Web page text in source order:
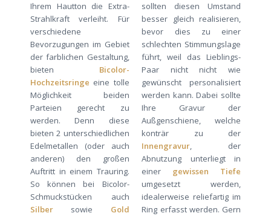
Ihrem Hautton die Extra-
Strahlkraft verleiht. Für
verschiedene
Bevorzugungen im Gebiet
der farblichen Gestaltung,
bieten Bicolor-
Hochzeitsringe eine tolle
Möglichkeit beiden
Parteien gerecht zu
werden. Denn diese
bieten 2 unterschiedlichen
Edelmetallen (oder auch
anderen) den großen
Auftritt in einem Trauring.
So können bei Bicolor-
Schmuckstücken auch
Silber sowie Gold
sollten diesen Umstand
besser gleich realisieren,
bevor dies zu einer
schlechten Stimmungslage
führt, weil das Lieblings-
Paar nicht nicht wie
gewünscht personalisiert
werden kann. Dabei sollte
Ihre Gravur der
Außgenschiene, welche
konträr zu der
Innengravur, der
Abnutzung unterliegt in
einer gewissen Tiefe
umgesetzt werden,
idealerweise reliefartig im
Ring erfasst werden. Gern